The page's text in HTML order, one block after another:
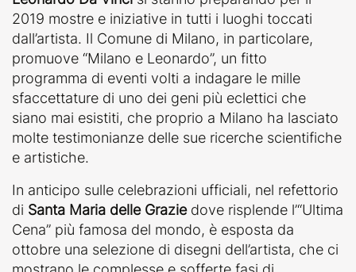
2019 mostre e iniziative in tutti i luoghi toccati
dall’artista. Il Comune di Milano, in particolare,
promuove “Milano e Leonardo”, un fitto
programma di eventi volti a indagare le mille
sfaccettature di uno dei geni più eclettici che
siano mai esistiti, che proprio a Milano ha lasciato
molte testimonianze delle sue ricerche scientifiche
e artistiche.
In anticipo sulle celebrazioni ufficiali, nel refettorio
di Santa Maria delle Graziedove risplende l’“Ultima
Cena” più famosa del mondo, è esposta da
ottobre una selezione di disegni dell’artista, che ci